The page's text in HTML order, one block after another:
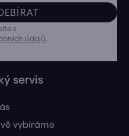
s
údajů.
servis
vybíráme